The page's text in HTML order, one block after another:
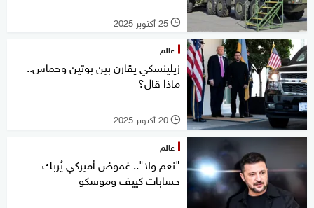
l 25 أكتوبر 2025
عالم
زيلينسكي يقارن بين بوتين وحماس..
ماذا قال؟
l 20 أكتوبر 2025
عالم
"نعم ولا".. غموض أميركي يُربك
حسابات كييف وموسكو